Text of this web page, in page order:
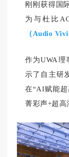
刚刚获得国
为与杜比
（Audio
作为UWA理
示了自主研
在“AI赋能
菁彩声+超高